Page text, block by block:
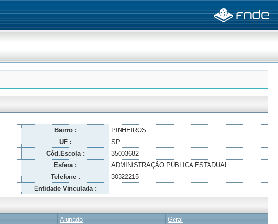
Bairro :
PINHEIROS
UF :
SP
Cód.Escola :
35003682
Esfera :
ADMINISTRAÇÃO PÚBLICA ESTADUAL
Telefone :
30322215
Entidade Vinculada :
Alunado Geral